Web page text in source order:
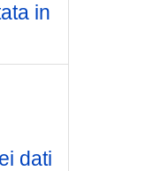
in
dati